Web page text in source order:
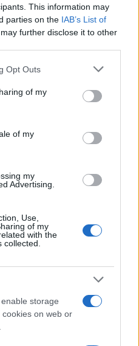
This information may
parties on the IAB’s List of
further disclose it to other
uses one or more Google
behaviour. You may click to
and its third-party tags to
purposes in below Google
Opt Outs
of my
of my
my
Advertising.
Use,
of my
with the
storage
on web or